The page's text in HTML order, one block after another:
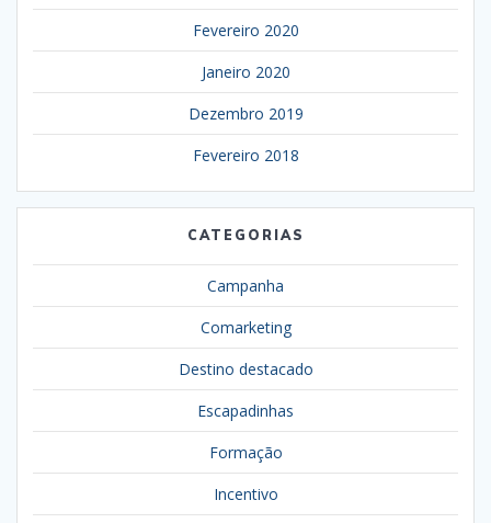
Fevereiro 2020
Janeiro 2020
Dezembro 2019
Fevereiro 2018
CATEGORIAS
Campanha
Comarketing
Destino destacado
Escapadinhas
Formação
Incentivo